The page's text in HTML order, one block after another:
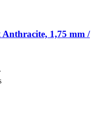
1,75 mm /